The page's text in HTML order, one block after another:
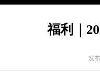
福利｜
发